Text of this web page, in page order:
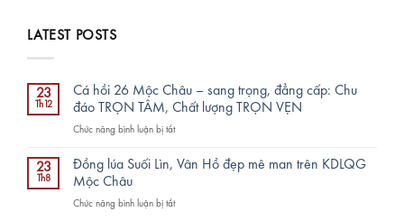
LATEST POSTS
23
Th12
Cá hồi 26 Mộc Châu – sang trọng, đẳng cấp: Chu
đáo TRỌN TÂM, Chất lượng TRỌN VẸN
Chức năng bình luận bị tắtở
hồi
Châu
23
Th8
Đồng lúa Suối Lìn, Vân Hồ đẹp mê man trên KDLQG
Mộc Châu
Chức năng bình luận bị tắtở